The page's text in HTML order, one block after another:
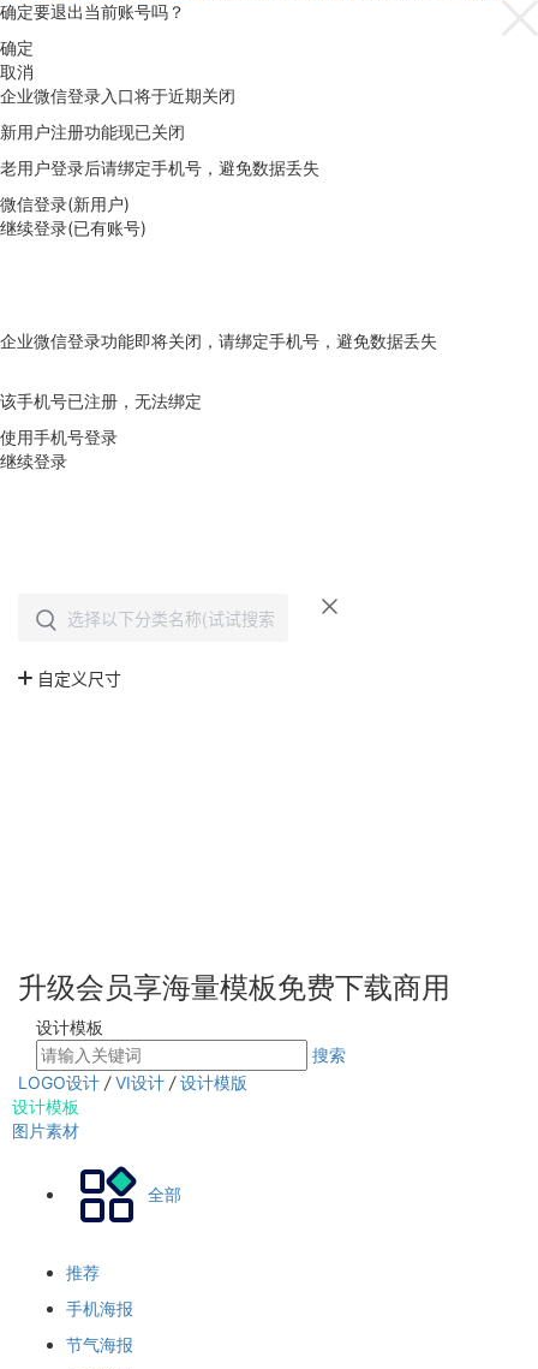
确定要退出当前账号吗？
确定
取消
企业微信登录入口将于近期关闭
新用户注册功能现已关闭
老用户登录后请绑定手机号，避免数据丢失
微信登录(新用户)
继续登录(已有账号)
企业微信登录功能即将关闭，请绑定手机号，避免数据丢失
该手机号已注册，无法绑定
使用手机号登录
继续登录
升级会员享海量模板免费下载商用
设计模板
搜索
LOGO设计 / VI设计 / 设计模版
设计模板
图片素材
全部
推荐
手机海报
节气海报